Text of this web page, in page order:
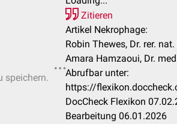
speichern.
Zitieren
Artikel Nekrophage:
Robin Thewes, Dr. rer.
Amara Hamzaoui, Dr.
Abrufbar unter:
https://
DocCheck Flexikon
Bearbeitung 06.01.2026